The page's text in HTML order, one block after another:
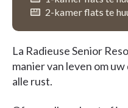
2-kamer flats te
La Radieuse Senior
manier van leven om
alle rust.